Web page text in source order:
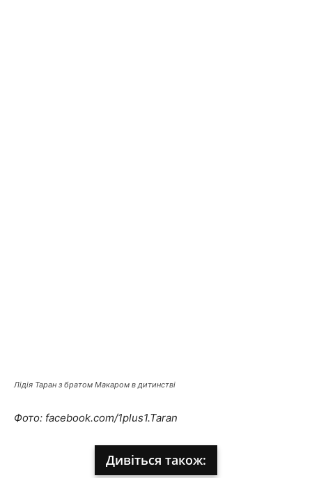
Лідія Таран з братом Макаром в дитинстві
Фото: facebook.com/1plus1.Taran
Дивіться також: